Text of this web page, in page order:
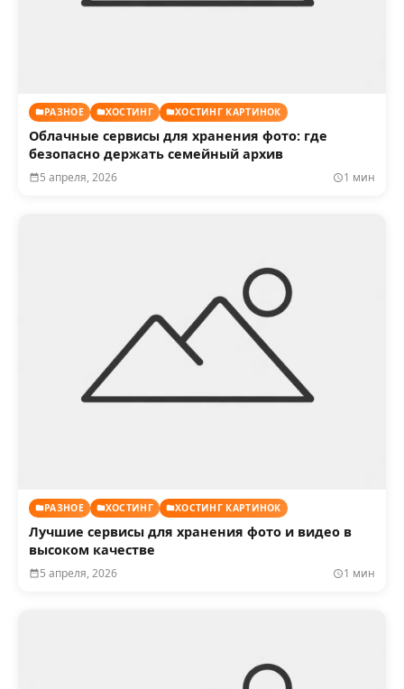
РАЗНОЕ ХОСТИНГ ХОСТИНГ КАРТИНОК
Облачные сервисы для хранения фото: где
безопасно держать семейный архив
5 апреля, 2026 1 мин
РАЗНОЕ ХОСТИНГ ХОСТИНГ КАРТИНОК
Лучшие сервисы для хранения фото и видео в
высоком качестве
5 апреля, 2026 1 мин